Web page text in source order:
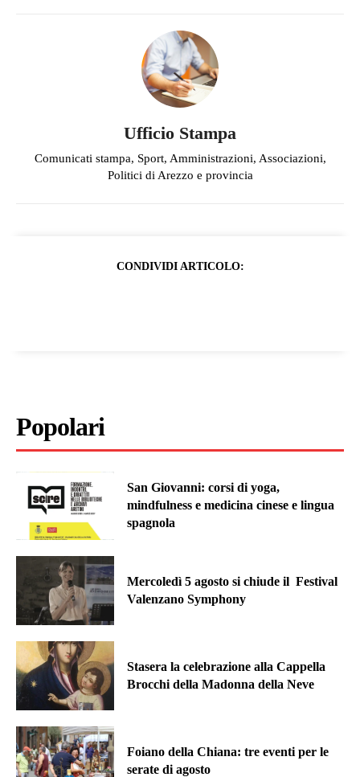
Ufficio Stampa
Comunicati stampa, Sport, Amministrazioni, Associazioni,
Politici di Arezzo e provincia
CONDIVIDI ARTICOLO:
Popolari
San Giovanni: corsi di yoga,
mindfulness e medicina cinese e lingua
spagnola
Mercoledì 5 agosto si chiude il Festival
Valenzano Symphony
Stasera la celebrazione alla Cappella
Brocchi della Madonna della Neve
Foiano della Chiana: tre eventi per le
serate di agosto